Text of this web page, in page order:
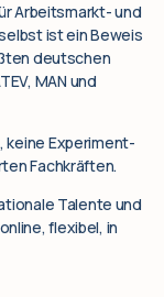
Arbeitsmarkt- und
ist ein Beweis
deutschen
MAN und
, keine Experiment-
Fachkräften.
Talente und
flexibel, in